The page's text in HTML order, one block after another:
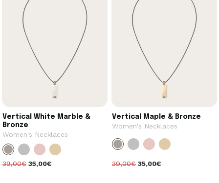
Vertical White Marble &
Bronze
Women's Necklaces
39,00€ 35,00€
Vertical Maple & Bronze
Women's Necklaces
39,00€ 35,00€